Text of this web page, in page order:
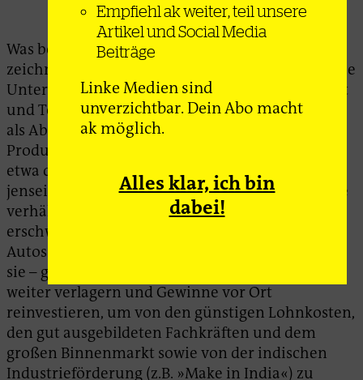
Was bedeutet all das in der Praxis? Schon jetzt
zeichnet sich ab, dass Indien für viele europäische
Unternehmen vor allem als Produktionsstandort
und Teil der Wertschöpfungskette, und weniger
als Absatzmarkt für in Europa hergestellte
Produkte, interessant werden wird. So dürften
etwa deutsche Autobauer kaum Chancen haben,
jenseits des Premium-Segments, das nur für eine
verhältnismäßig kleine indische Oberschicht
erschwinglich ist, in Deutschland produzierte
Autos in Indien abzusetzen. Stattdessen dürften
sie – genau wie in China – Produktionsstandorte
weiter verlagern und Gewinne vor Ort
reinvestieren, um von den günstigen Lohnkosten,
den gut ausgebildeten Fachkräften und dem
großen Binnenmarkt sowie von der indischen
Industrieförderung (z.B. »Make in India«) zu
Empfiehl ak weiter, teil unsere
Artikel und Social Media
Beiträge
Linke Medien sind
unverzichtbar. Dein Abo macht
ak möglich.
Alles klar, ich bin
dabei!